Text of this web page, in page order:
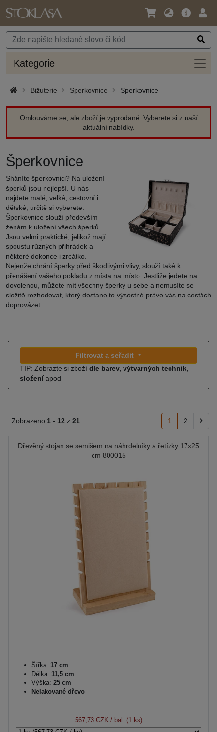
Jazyk
Měna
Hlavní
Kategorie
Bižuterie Šperkovnice Šperkovnice
Omlouváme se, ale zboží je vyprodané. Vyberete si z naší
aktuální nabídky.
Šperkovnice
Sháníte šperkovnici? Na uložení
šperků jsou nejlepší. U nás
najdete malé, velké, cestovní i
dětské, určitě si vyberete.
Šperkovnice slouží především
ženám k uložení všech šperků.
Jsou velmi praktické, jelikož mají
spoustu různých přihrádek a
některé dokonce i zrcátko.
Nejenže chrání šperky před škodlivými vlivy, slouží také k
přenášení vašeho pokladu z místa na místo. Jestliže jedete na
dovolenou, můžete mít všechny šperky u sebe a nemusíte se
složitě rozhodovat, který dostane to výsostné právo vás na cestách
doprovázet.
Filtrovat a seřadit
TIP: Zobrazte si zboží dle barev, výtvarných technik,
složení apod.
Zobrazeno 1 - 12 z 21 1 2
Dřevěný stojan se semišem na náhrdelníky a řetízky 17x25
cm 800015
Šířka: 17 cm
Délka: 11,5 cm
Výška: 25 cm
Nelakované dřevo
567,73 CZK / bal. (1 ks)